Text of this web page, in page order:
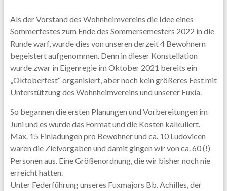
Als der Vorstand des Wohnheimvereins die Idee eines
Sommerfestes zum Ende des Sommersemesters 2022 in die
Runde warf, wurde dies von unseren derzeit 4 Bewohnern
begeistert aufgenommen. Denn in dieser Konstellation
wurde zwar in Eigenregie im Oktober 2021 bereits ein
„Oktoberfest“ organisiert, aber noch kein größeres Fest mit
Unterstützung des Wohnheimvereins und unserer Fuxia.
So begannen die ersten Planungen und Vorbereitungen im
Juni und es wurde das Format und die Kosten kalkuliert.
Max. 15 Einladungen pro Bewohner und ca. 10 Ludovicen
waren die Zielvorgaben und damit gingen wir von ca. 60 (!)
Personen aus. Eine Größenordnung, die wir bisher noch nie
erreicht hatten.
Unter Federführung unseres Fuxmajors Bb. Achilles, der